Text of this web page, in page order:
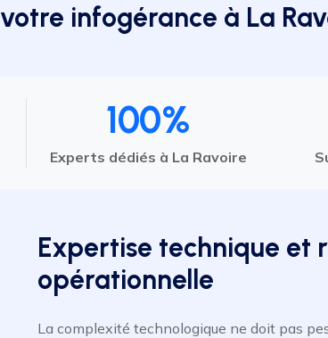
infogérance à La
100%
Experts dédiés à La Ravoire
Expertise technique et
opérationnelle
La complexité technologique ne doit pas